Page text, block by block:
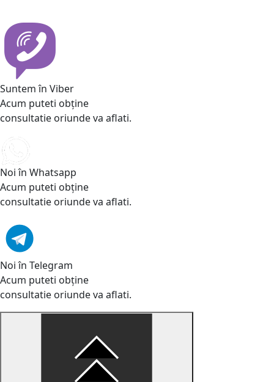
Suntem în Viber
Acum puteti obține
consultatie oriunde va aflati.
Noi în Whatsapp
Acum puteti obține
consultatie oriunde va aflati.
Noi în Telegram
Acum puteti obține
consultatie oriunde va aflati.